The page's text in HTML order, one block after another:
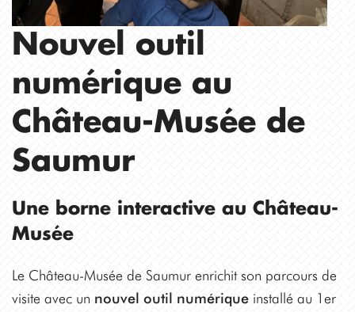
Nouvel outil
numérique au
Château-Musée de
Saumur
Une borne interactive au Château-
Musée
Le Château-Musée de Saumur enrichit son parcours de
visite avec un nouvel outil numérique installé au 1er